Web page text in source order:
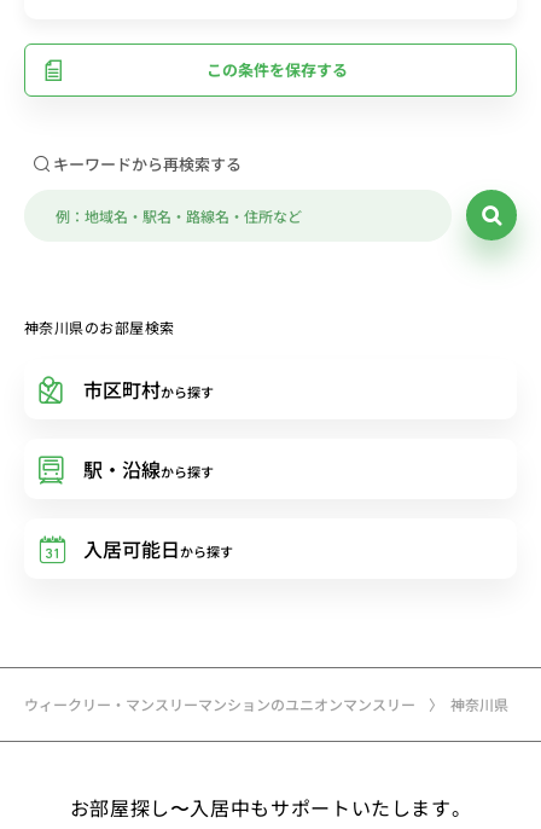
ウィークリー・マンスリーマンションのユニオンマンスリー 神奈川県
この条件を保存する
キーワードから再検索する
神奈川県のお部屋検索
市区町村から探す
駅・沿線から探す
入居可能日から探す
お部屋探し〜入居中もサポートいたします。